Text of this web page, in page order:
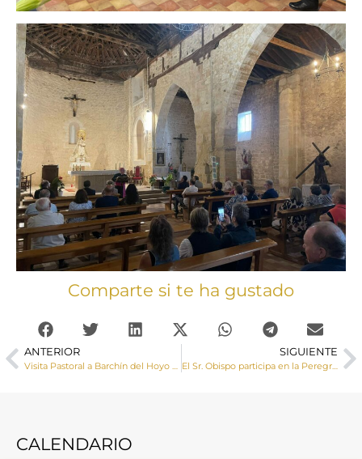
Comparte si te ha gustado
ANTERIOR
Visita Pastoral a Barchín del Hoyo y Valera de Abajo de Mons. José María Yanguas
SIGUIENTE
El Sr. Obispo participa en la Peregrinación Diocesana + Misión 2023
CALENDARIO